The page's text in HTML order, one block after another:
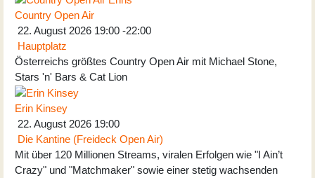
Country Open Air
22. August 2026 19:00 -22:00
Hauptplatz
Österreichs größtes Country Open Air mit Michael Stone,
Stars 'n' Bars & Cat Lion
Erin Kinsey
22. August 2026 19:00
Die Kantine (Freideck Open Air)
Mit über 120 Millionen Streams, viralen Erfolgen wie "I Ain’t
Crazy" und "Matchmaker" sowie einer stetig wachsenden